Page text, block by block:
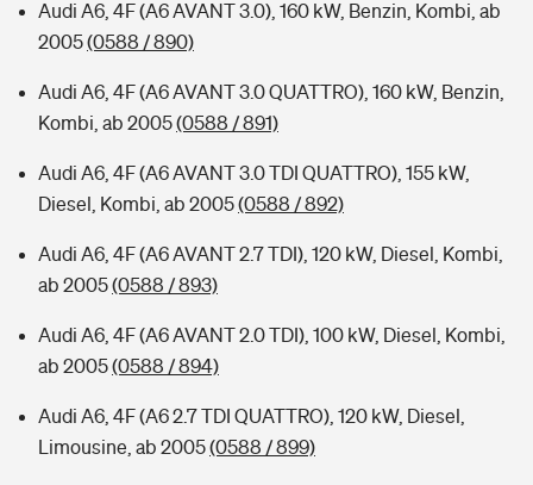
Audi A6, 4F (A6 AVANT 3.0), 160 kW, Benzin, Kombi, ab
2005(0588 / 890)
Audi A6, 4F (A6 AVANT 3.0 QUATTRO), 160 kW, Benzin,
Kombi, ab 2005(0588 / 891)
Audi A6, 4F (A6 AVANT 3.0 TDI QUATTRO), 155 kW,
Diesel, Kombi, ab 2005(0588 / 892)
Audi A6, 4F (A6 AVANT 2.7 TDI), 120 kW, Diesel, Kombi,
ab 2005(0588 / 893)
Audi A6, 4F (A6 AVANT 2.0 TDI), 100 kW, Diesel, Kombi,
ab 2005(0588 / 894)
Audi A6, 4F (A6 2.7 TDI QUATTRO), 120 kW, Diesel,
Limousine, ab 2005(0588 / 899)